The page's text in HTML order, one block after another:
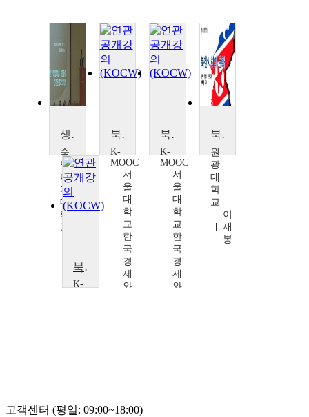
생활 속의 북한 알기
숙
명
여
자
대
학
교
덕
북한경제의 어제와 오늘
K-
MOOC
서
울
대
학
교
한
국
경
제
와
홍
북한의 농업
K-
MOOC
서
울
대
학
교
한
국
경
제
와
북한사회와 문화
원
광
대
학
교
이
재
봉
북한의 농업
K-
제
고객센터 (평일: 09:00~18:00)